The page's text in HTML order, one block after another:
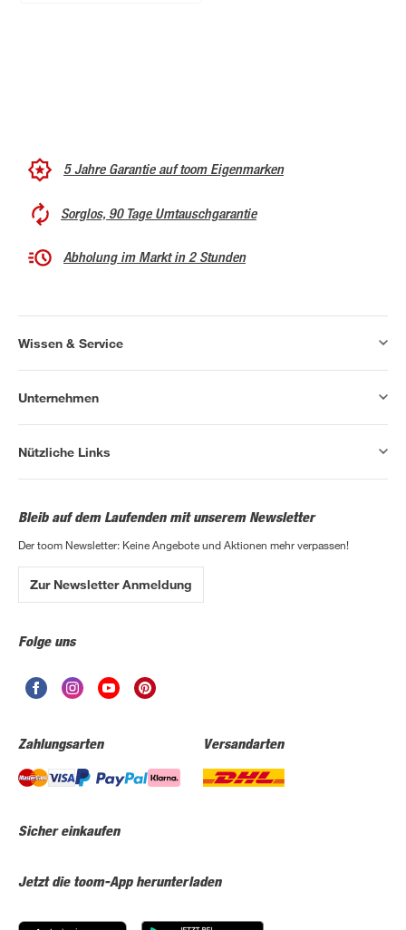
5 Jahre Garantie auf toom Eigenmarken
Sorglos, 90 Tage Umtauschgarantie
Abholung im Markt in 2 Stunden
Wissen & Service
Unternehmen
Nützliche Links
Bleib auf dem Laufenden mit unserem Newsletter
Der toom Newsletter: Keine Angebote und Aktionen mehr verpassen!
Zur Newsletter Anmeldung
Folge uns
Zahlungsarten Versandarten
Sicher einkaufen
Jetzt die toom-App herunterladen